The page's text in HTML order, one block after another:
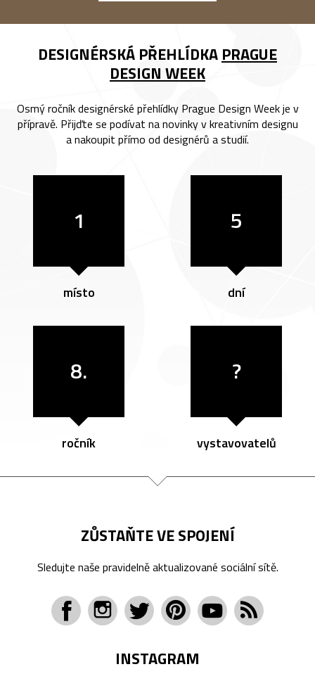
DESIGNÉRSKÁ PŘEHLÍDKA PRAGUE
DESIGN WEEK
Osmý ročník designérské přehlídky Prague Design Week je v
přípravě. Přijďte se podívat na novinky v kreativním designu
a nakoupit přímo od designérů a studií.
1
místo
5
dní
8.
ročník
?
vystavovatelů
ZŮSTAŇTE VE SPOJENÍ
Sledujte naše pravidelně aktualizované sociální sítě.
INSTAGRAM